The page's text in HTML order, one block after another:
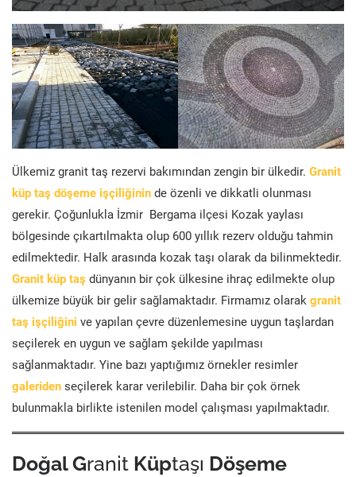
Ülkemiz granit taş rezervi bakımından zengin bir ülkedir. Granit
küp taş döşeme işçiliğinin de özenli ve dikkatli olunması
gerekir. Çoğunlukla İzmir Bergama ilçesi Kozak yaylası
bölgesinde çıkartılmakta olup 600 yıllık rezerv olduğu tahmin
edilmektedir. Halk arasında kozak taşı olarak da bilinmektedir.
Granit küp taş dünyanın bir çok ülkesine ihraç edilmekte olup
ülkemize büyük bir gelir sağlamaktadır. Firmamız olarak granit
taş işçiliğini ve yapılan çevre düzenlemesine uygun taşlardan
seçilerek en uygun ve sağlam şekilde yapılması
sağlanmaktadır. Yine bazı yaptığımız örnekler resimler
galeriden seçilerek karar verilebilir. Daha bir çok örnek
bulunmakla birlikte istenilen model çalışması yapılmaktadır.
Doğal Granit Küptaşı Döşeme